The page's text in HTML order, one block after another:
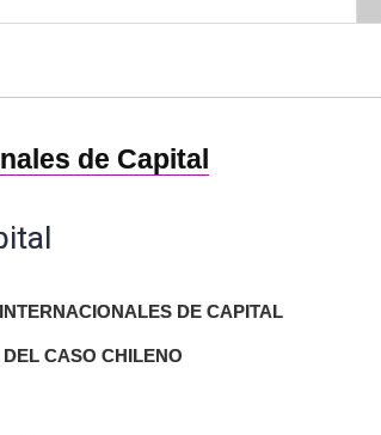
de Capital
DE CAPITAL
CASO CHILENO